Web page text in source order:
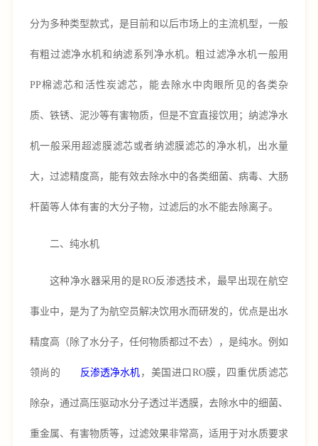
分为多种类型款式，是目前和以后市场上的主流机型，一般
有粗过滤净水机和纳滤系列净水机。粗过滤净水机一般用
PP棉滤芯和活性炭滤芯，能去除水中肉眼所见的各类杂
质、铁锈、泥沙等有害物质，但是不宜直接饮用；纳滤净水
机一般采用超滤膜滤芯或者纳滤膜滤芯的净水机，出水量
大，过滤精度高，能有效去除水中的各类细菌、病毒、大肠
杆菌等人体有害的大分子物，过滤后的水不能去除离子。
二、纯水机
这种净水器采用的是RO反渗透技术，最早出现在航空
事业中，是为了为航空员解决饮用水而研发的，优点是出水
精度高（除了水分子，任何物质都过不去），是纯水。例如
领尚的 反渗透净水机 ，美国进口RO膜，四重优质滤芯
除杂，通过高压驱动水分子透过半透膜，去除水中的细菌、
重金属、有害物质等，过滤效果非常高，适用于对水质要求